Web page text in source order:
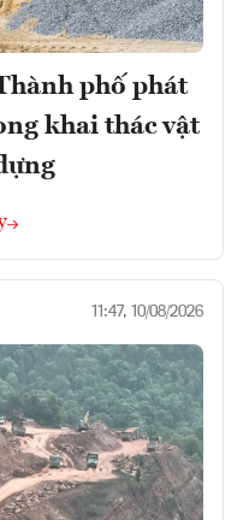
phố phát
khai thác vật
11:47, 10/08/2026